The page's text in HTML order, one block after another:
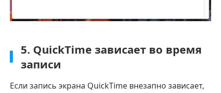
5. QuickTime зависает во время
записи
Если запись экрана QuickTime внезапно зависает,